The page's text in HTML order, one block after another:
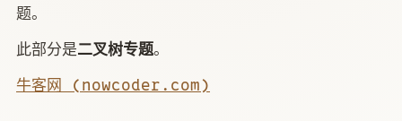
题。
此部分是二叉树专题。
牛客网 (nowcoder.com)